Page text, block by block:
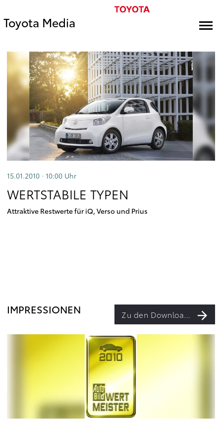
Toyota Media
15.01.2010 · 10:00 Uhr
WERTSTABILE TYPEN
Attraktive Restwerte für iQ, Verso und Prius
IMPRESSIONEN Zu den Downloads